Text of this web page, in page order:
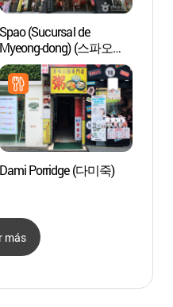
Spao (Sucursal de
Myeong-dong) (스파오
(명동점))
Dami Porridge (다미죽)
más